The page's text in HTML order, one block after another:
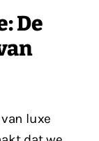
De
luxe